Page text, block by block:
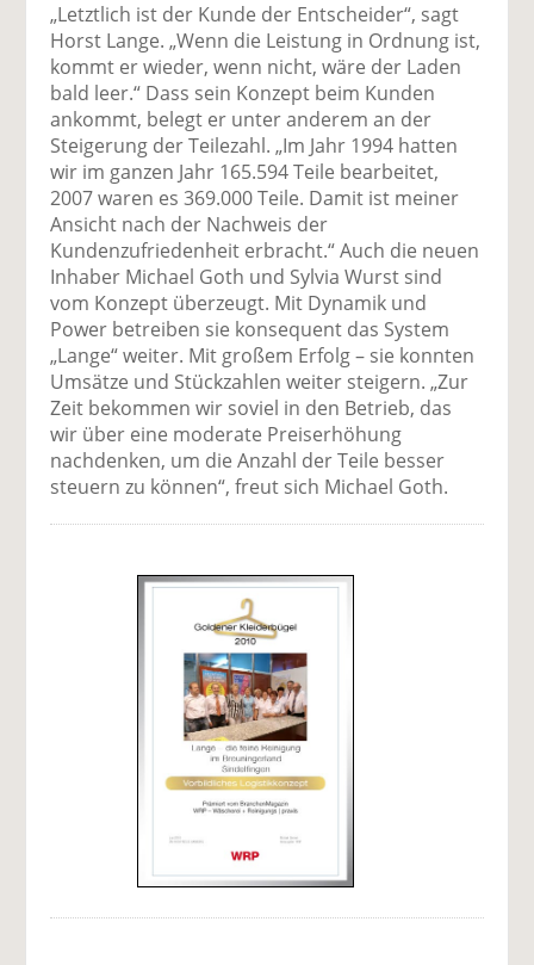
„Letztlich ist der Kunde der Entscheider“, sagt
Horst Lange. „Wenn die Leistung in Ordnung ist,
kommt er wieder, wenn nicht, wäre der Laden
bald leer.“ Dass sein Konzept beim Kunden
ankommt, belegt er unter anderem an der
Steigerung der Teilezahl. „Im Jahr 1994 hatten
wir im ganzen Jahr 165.594 Teile bearbeitet,
2007 waren es 369.000 Teile. Damit ist meiner
Ansicht nach der Nachweis der
Kundenzufriedenheit erbracht.“ Auch die neuen
Inhaber Michael Goth und Sylvia Wurst sind
vom Konzept überzeugt. Mit Dynamik und
Power betreiben sie konsequent das System
„Lange“ weiter. Mit großem Erfolg – sie konnten
Umsätze und Stückzahlen weiter steigern. „Zur
Zeit bekommen wir soviel in den Betrieb, das
wir über eine moderate Preiserhöhung
nachdenken, um die Anzahl der Teile besser
steuern zu können“, freut sich Michael Goth.